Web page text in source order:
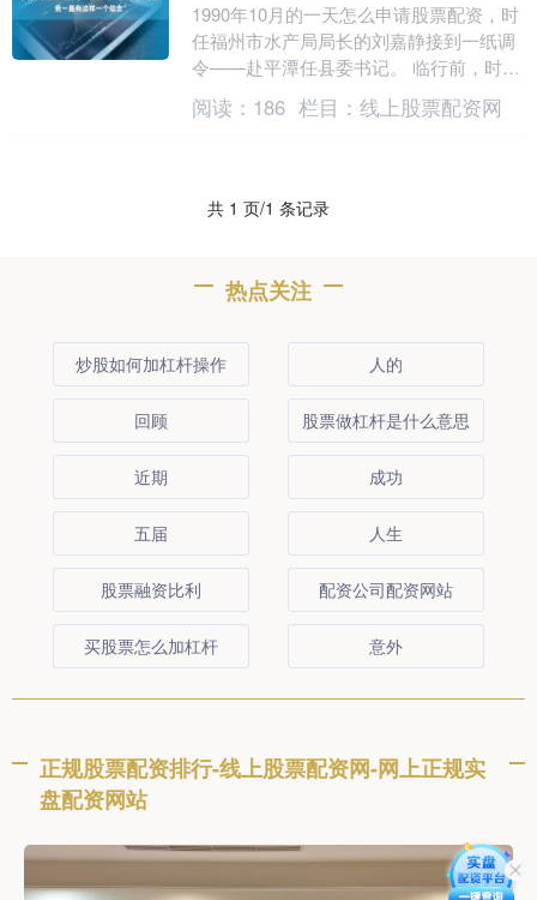
1990年10月的一天怎么申请股票配资，时
任福州市水产局局长的刘嘉静接到一纸调
令——赴平潭任县委书记。 临行前，时任
福州市委书记的习近平找他进行了一次谈
话。刘嘉....
阅读： 186 栏目： 线上股票配资网
共 1 页/1 条记录
热点关注
炒股如何加杠杆操作 人的
回顾 股票做杠杆是什么意思
近期 成功
五届 人生
股票融资比利 配资公司配资网站
买股票怎么加杠杆 意外
正规股票配资排行-线上股票配资网-网上正规实
盘配资网站